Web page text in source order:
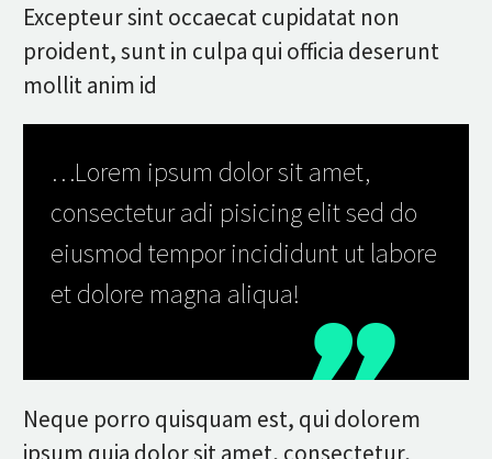
Excepteur sint occaecat cupidatat non
proident, sunt in culpa qui officia deserunt
mollit anim id
…Lorem ipsum dolor sit amet,
consectetur adi pisicing elit sed do
eiusmod tempor incididunt ut labore
et dolore magna aliqua!
Neque porro quisquam est, qui dolorem
ipsum quia dolor sit amet, consectetur,